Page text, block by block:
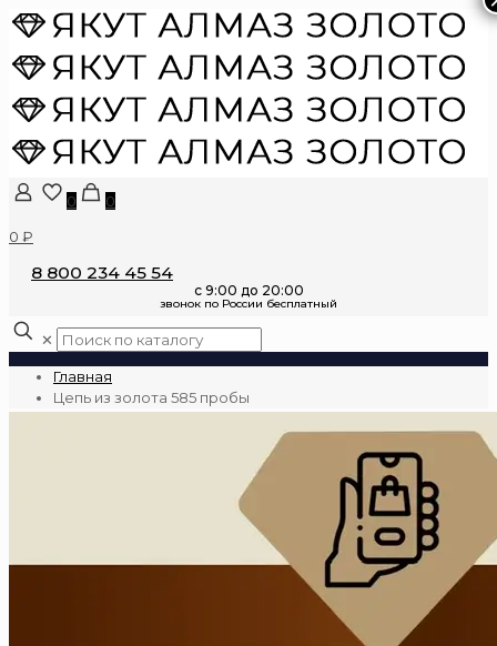
0
0
0 ₽
8 800 234 45 54
✕
Главная
Цепь из золота 585 пробы